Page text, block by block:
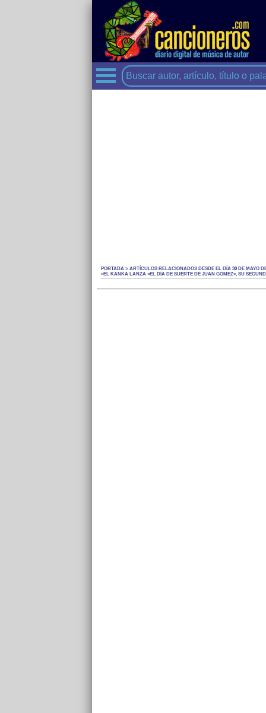
PORTADA > ARTÍCULOS RELACIONADOS DESDE EL DÍA 30 DE MAYO
«EL KANKA LANZA «EL DÍA DE SUERTE DE JUAN GÓMEZ», SU